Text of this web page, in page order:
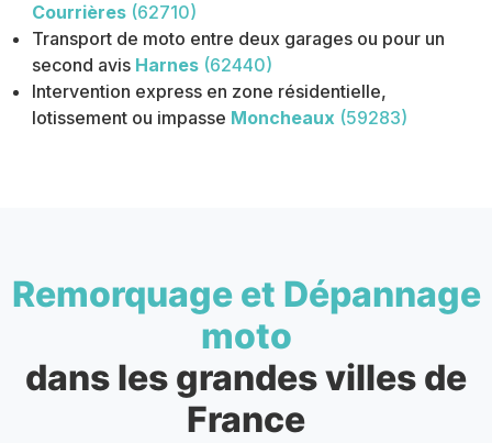
Courrières (62710)
Transport de moto entre deux garages ou pour un
second avis Harnes (62440)
Intervention express en zone résidentielle,
lotissement ou impasse Moncheaux (59283)
Remorquage et Dépannage
moto
dans les grandes villes de
France